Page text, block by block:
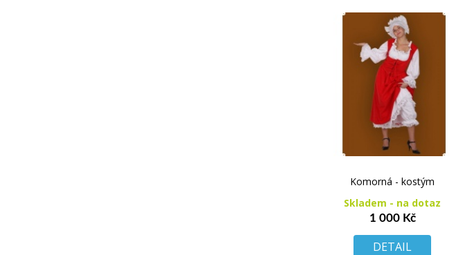
Komorná - kostým
Skladem - na dotaz
1 000 Kč
DETAIL